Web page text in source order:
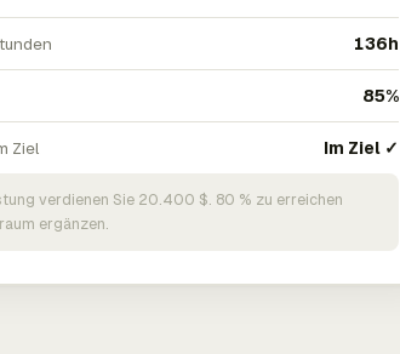
136h
85%
Ziel Im Ziel ✓
verdienen Sie 20.400 $. 80 % zu erreichen
ergänzen.